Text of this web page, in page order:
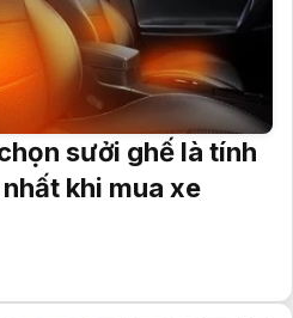
sưởi ghế là tính
khi mua xe